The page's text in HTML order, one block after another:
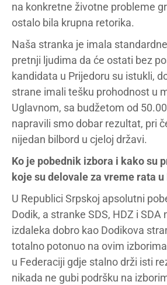
na konkretne životne probleme
ostalo bila krupna retorika.
Naša stranka je imala
pretnji ljudima da će ostati bez
kandidata u Prijedoru su istukli,
strane imali tešku prohodnost u
Uglavnom, sa budžetom od
napravili smo dobar rezultat, pri
nijedan bilbord u cjeloj državi.
Ko je pobednik izbora i kako su
koje su delovale za vreme rata u
U Republici Srpskoj apsolutni
Dodik, a stranke SDS, HDZ i SDA
izdaleka dobro kao Dodikova
totalno potonuo na ovim
u Federaciji gdje stalno drži isti
nikada ne gubi podršku na